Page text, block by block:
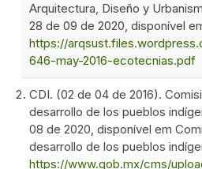
Arquitectura, Diseño y
28 de 09 de 2020, disponível
https://
646-may-2016-ecotecnias.pdf
CDI. (02 de 04 de 2016).
desarrollo de los pueblos
08 de 2020, disponível em
desarrollo de los pueblos
https://www.gob.mx/cms/